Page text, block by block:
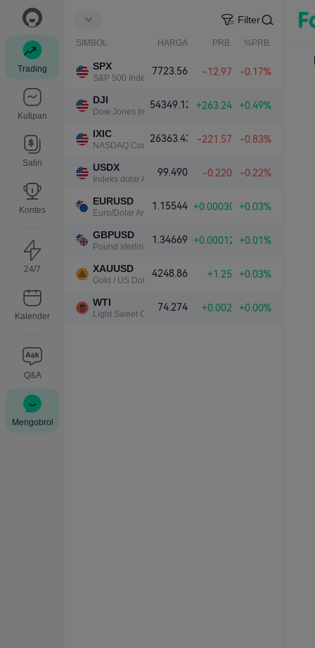
Trading
Kutipan
Salin
Kontes
24/7
Kalender
Q&A
Mengobrol
Filter
SIMBOL HARGA PRB. %PRB.
SPX
S&P 500 Index
7723.56 -12.97 -0.17%
DJI
Dow Jones Industrial Average
54349.12 +263.24 +0.49%
IXIC
NASDAQ Composite Index
26363.43 -221.57 -0.83%
USDX
Indeks dolar AS
99.490 -0.220 -0.22%
EURUSD
Euro/Dolar Amerika
1.15544 +0.00030 +0.03%
GBPUSD
Pound sterling/Dolar Amerika
1.34669 +0.00012 +0.01%
XAUUSD
Gold / US Dollar
4248.86 +1.25 +0.03%
WTI
Light Sweet Crude Oil
74.274 +0.002 +0.00%